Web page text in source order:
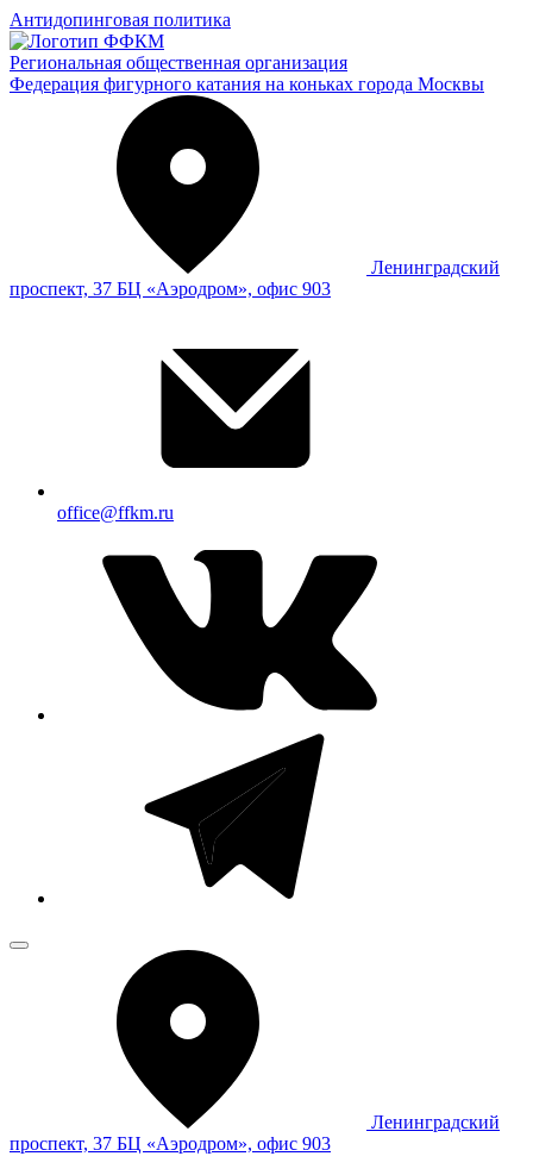
Антидопинговая политика
Региональная общественная организация
Федерация фигурного катания на коньках города Москвы
Ленинградский
проспект, 37 БЦ «Аэродром», офис 903
office@ffkm.ru
Ленинградский
проспект, 37 БЦ «Аэродром», офис 903